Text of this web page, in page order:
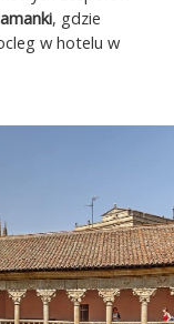
, gdzie
w hotelu w